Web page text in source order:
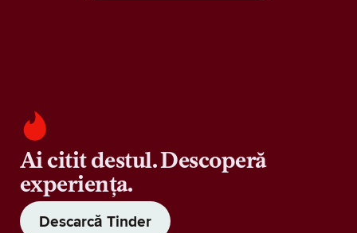
Ai citit destul. Descoperă
experiența.
Descarcă Tinder